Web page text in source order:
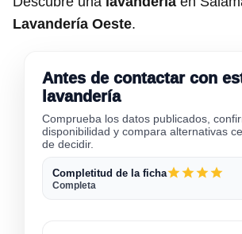
Lavandería Oeste.
Antes de contactar con
lavandería
Comprueba los datos publicados,
disponibilidad y compara alternativas
de decidir.
Completitud de la ficha
Completa